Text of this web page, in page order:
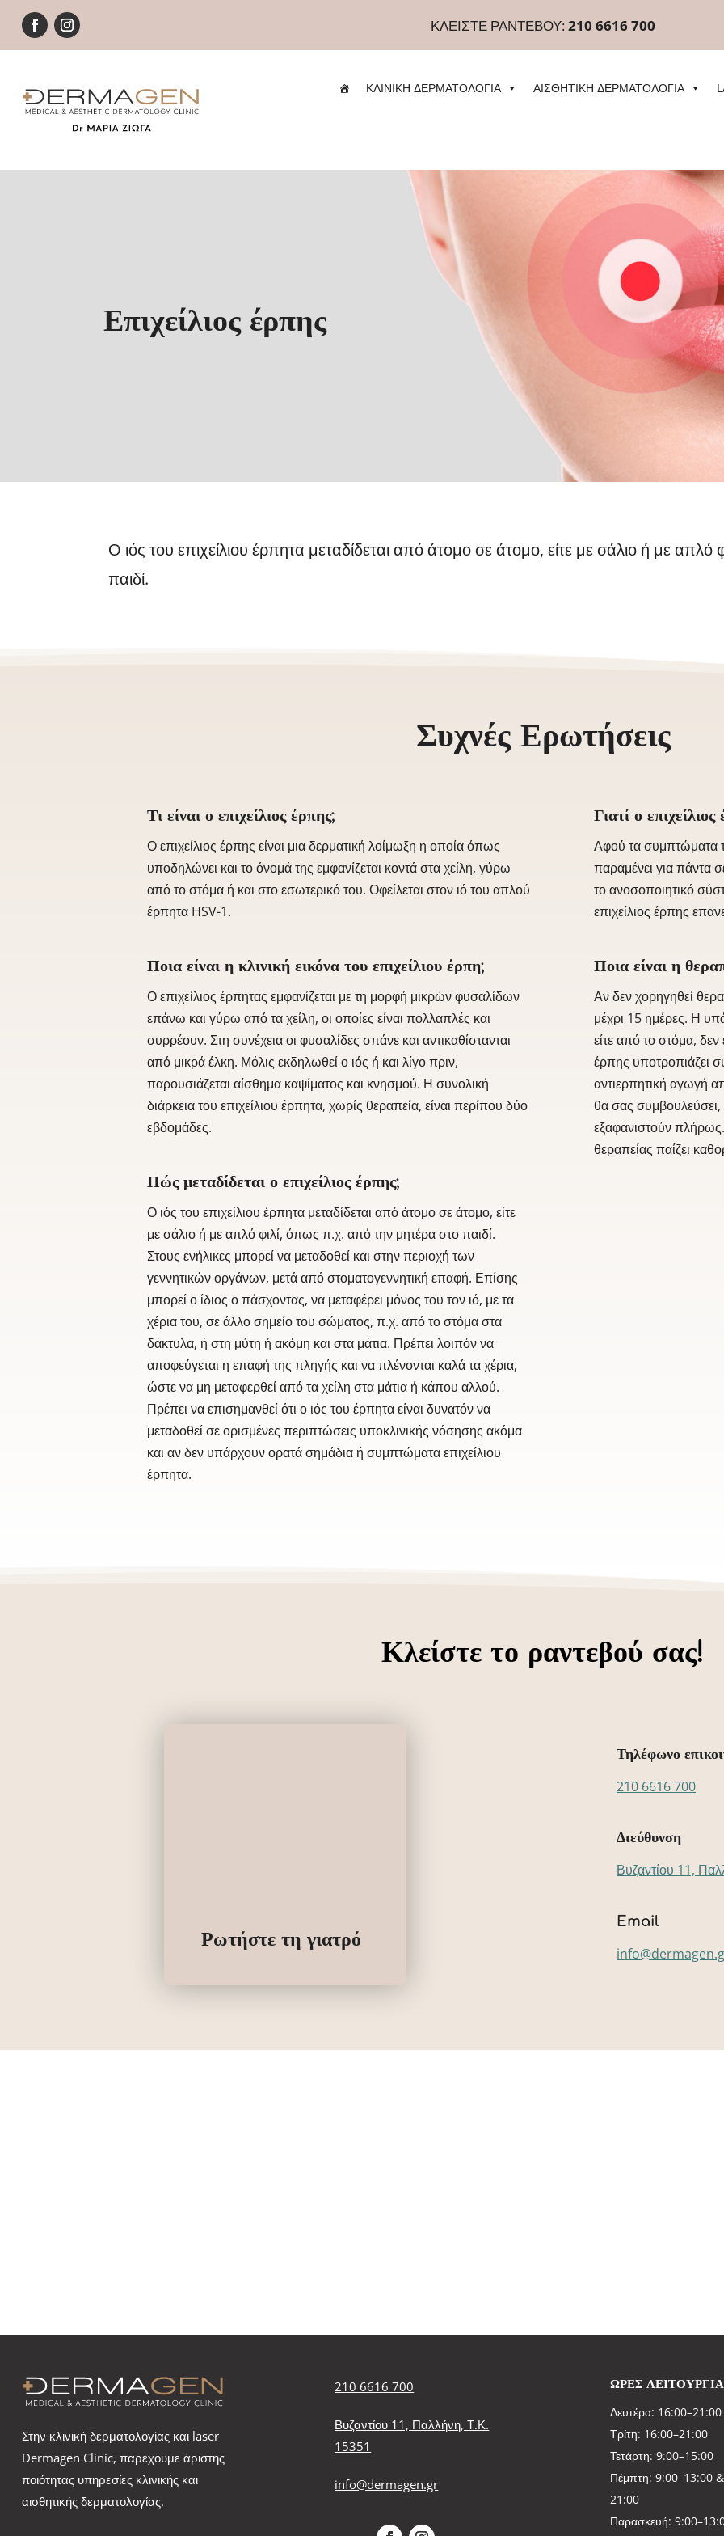
ΚΛΕΙΣΤΕ ΡΑΝΤΕΒΟΥ:210 6616 700
ΚΛΙΝΙΚΗ ΔΕΡΜΑΤΟΛΟΓΙΑ ΑΙΣΘΗΤΙΚΗ ΔΕΡΜΑΤΟΛΟΓΙΑ
Επιχείλιος έρπης
Ο ιός του επιχείλιου έρπητα μεταδίδεται από άτομο σε άτομο, είτε με σάλιο ή με
παιδί.
Συχνές Ερωτήσεις
Τι είναι ο επιχείλιος έρπης;
Ο επιχείλιος έρπης είναι μια δερματική λοίμωξη η οποία όπως
υποδηλώνει και το όνομά της εμφανίζεται κοντά στα χείλη, γύρω
από το στόμα ή και στο εσωτερικό του. Οφείλεται στον ιό του απλού
έρπητα HSV-1.
Ποια είναι η κλινική εικόνα του επιχείλιου έρπη;
Ο επιχείλιος έρπητας εμφανίζεται με τη μορφή μικρών φυσαλίδων
επάνω και γύρω από τα χείλη, οι οποίες είναι πολλαπλές και
συρρέουν. Στη συνέχεια οι φυσαλίδες σπάνε και αντικαθίστανται
από μικρά έλκη. Μόλις εκδηλωθεί ο ιός ή και λίγο πριν,
παρουσιάζεται αίσθημα καψίματος και κνησμού. Η συνολική
διάρκεια του επιχείλιου έρπητα, χωρίς θεραπεία, είναι περίπου δύο
εβδομάδες.
Πώς μεταδίδεται ο επιχείλιος έρπης;
Ο ιός του επιχείλιου έρπητα μεταδίδεται από άτομο σε άτομο, είτε
με σάλιο ή με απλό φιλί, όπως π.χ. από την μητέρα στο παιδί.
Στους ενήλικες μπορεί να μεταδοθεί και στην περιοχή των
γεννητικών οργάνων, μετά από στοματογεννητική επαφή. Επίσης
μπορεί ο ίδιος ο πάσχοντας, να μεταφέρει μόνος του τον ιό, με τα
χέρια του, σε άλλο σημείο του σώματος, π.χ. από το στόμα στα
δάκτυλα, ή στη μύτη ή ακόμη και στα μάτια. Πρέπει λοιπόν να
αποφεύγεται η επαφή της πληγής και να πλένονται καλά τα χέρια,
ώστε να μη μεταφερθεί από τα χείλη στα μάτια ή κάπου αλλού.
Πρέπει να επισημανθεί ότι ο ιός του έρπητα είναι δυνατόν να
μεταδοθεί σε ορισμένες περιπτώσεις υποκλινικής νόσησης ακόμα
και αν δεν υπάρχουν ορατά σημάδια ή συμπτώματα επιχείλιου
έρπητα.
Γιατί ο
Αφού τα συμπτώματα
παραμένει για πάντα
το ανοσοποιητικό
επιχείλιος έρπης
Ποια είναι η
Αν δεν χορηγηθεί
μέχρι 15 ημέρες. Η
είτε από το στόμα, δεν
έρπης υποτροπιάζει
αντιερπητική αγωγή
θα σας συμβουλεύσει,
εξαφανιστούν
θεραπείας παίζει
Κλείστε το ραντεβού σας!
Ρωτήστε τη γιατρό
Τηλέφωνο
210 6616 700
Διεύθυνση
Βυζαντίου 11,
Email
Στην κλινική δερματολογίας και laser
Dermagen Clinic, παρέχουμε άριστης
ποιότητας υπηρεσίες κλινικής και
αισθητικής δερματολογίας.
210 6616 700
Βυζαντίου 11, Παλλήνη, Τ.Κ.
15351
info@dermagen.gr
ΩΡΕΣ
Δευτέρα: 16:00–21:00
Τρίτη: 16:00–21:00
Τετάρτη: 9:00–15:00
Πέμπτη: 9:00–13:00
21:00
Παρασκευή: